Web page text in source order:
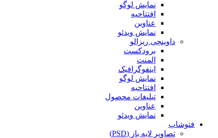
نمایش لوگو
افتتاحیه
عناوین
نمایش ویدئو
داوینچی ریزالو
برودکست
المنت
اینفوگرافیک
نمایش لوگو
افتتاحیه
تبلیغات محصول
عناوین
نمایش ویدئو
فتوشاپ
تصاویر لایه باز (PSD)